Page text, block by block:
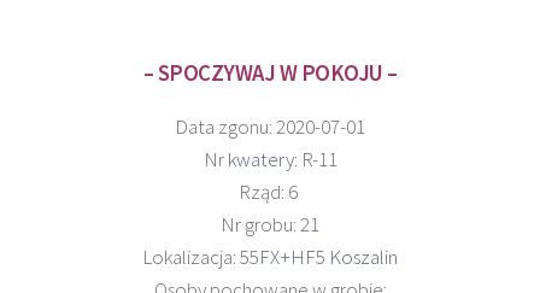
– SPOCZYWAJ W POKOJU –
Data zgonu: 2020-07-01
Nrkwatery: R-11
Rząd: 6
Nr grobu: 21
Lokalizacja:55FX+HF5 Koszalin